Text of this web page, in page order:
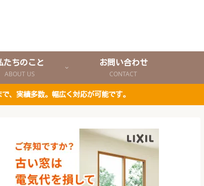
たちのこと
ABOUT US
お問い合わせ
CONTACT
、実績多数。幅広く対応が可能です。